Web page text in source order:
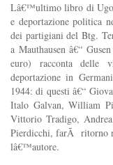
Lâ€™ultimo libro di Ugo
e deportazione politica
dei partigiani del Btg.
a Mauthausen â€“
euro) racconta delle
deportazione in
1944: di questi â€“
Italo Galvan, William
Vittorio Tradigo,
Pierdicchi, farÃ ritorno
lâ€™autore.